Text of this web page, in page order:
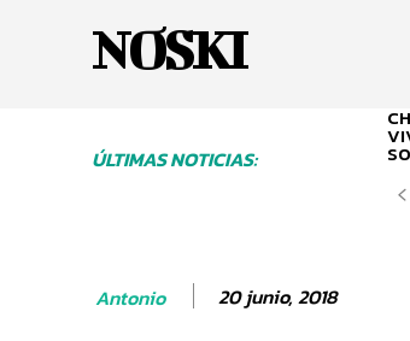
NOSKI
ÚLTIMAS NOTICIAS:
Antonio 20 junio, 2018